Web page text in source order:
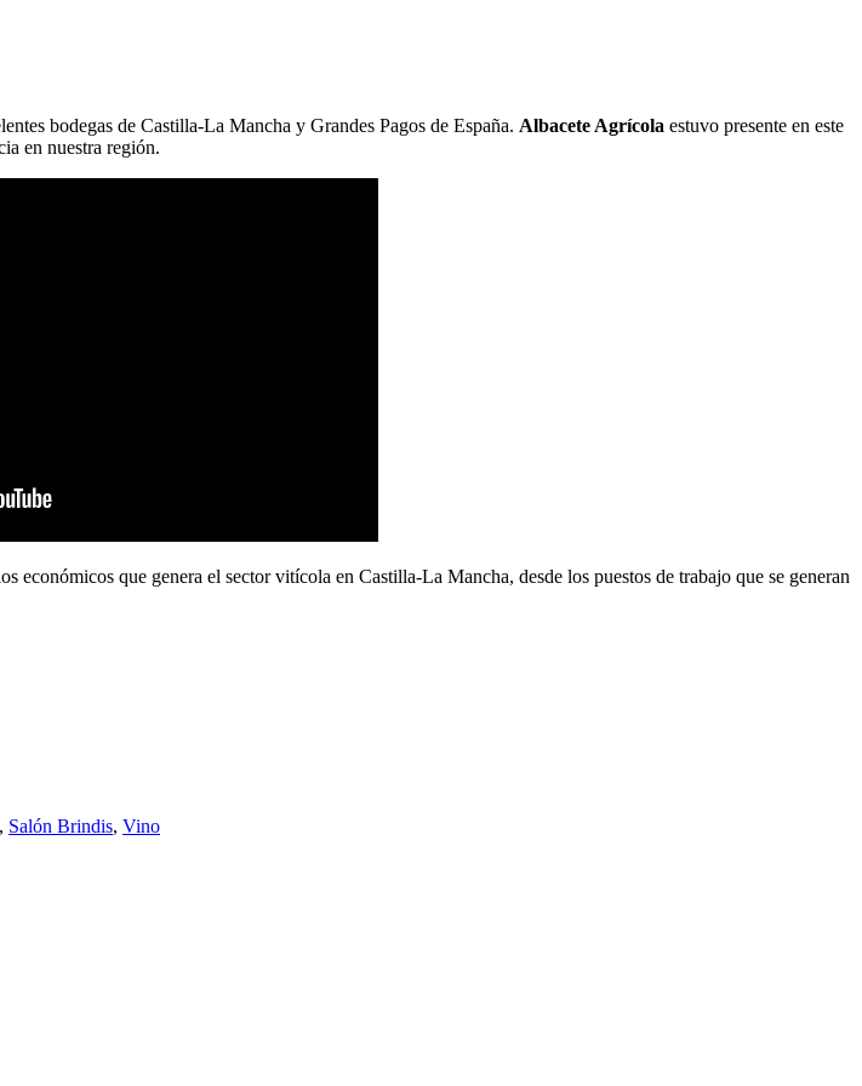
bodegas de Castilla-La Mancha y Grandes Pagos de España. Albacete Agrícola estuvo presente en este
en nuestra región.
económicos que genera el sector vitícola en Castilla-La Mancha, desde los puestos de trabajo que se generan
, Salón Brindis, Vino